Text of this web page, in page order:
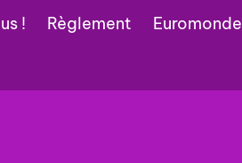
! Règlement Euromonde